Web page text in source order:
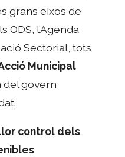
grans eixos de
ODS, l’Agenda
Sectorial, tots
Municipal
del govern
control dels